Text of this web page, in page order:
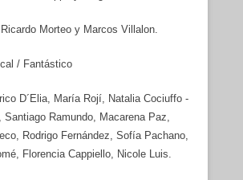
Morteo y Marcos Villalon.
/ Fantástico
D´Elia, María Rojí, Natalia Cociuffo -
Santiago Ramundo, Macarena Paz,
Rodrigo Fernández, Sofía Pachano,
Florencia Cappiello, Nicole Luis.